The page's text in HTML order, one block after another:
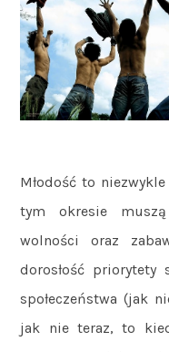
Młodość to
tym okresie
wolności oraz
dorosłość
społeczeństwa (jak
jak nie teraz, to